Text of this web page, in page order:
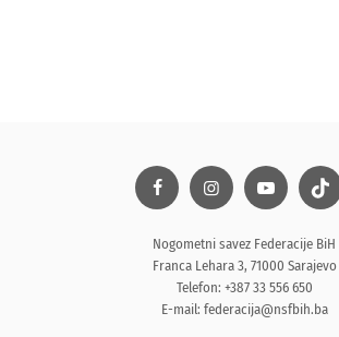
Nogometni savez Federacije BiH
Franca Lehara 3, 71000 Sarajevo
Telefon: +387 33 556 650
E-mail: federacija@nsfbih.ba